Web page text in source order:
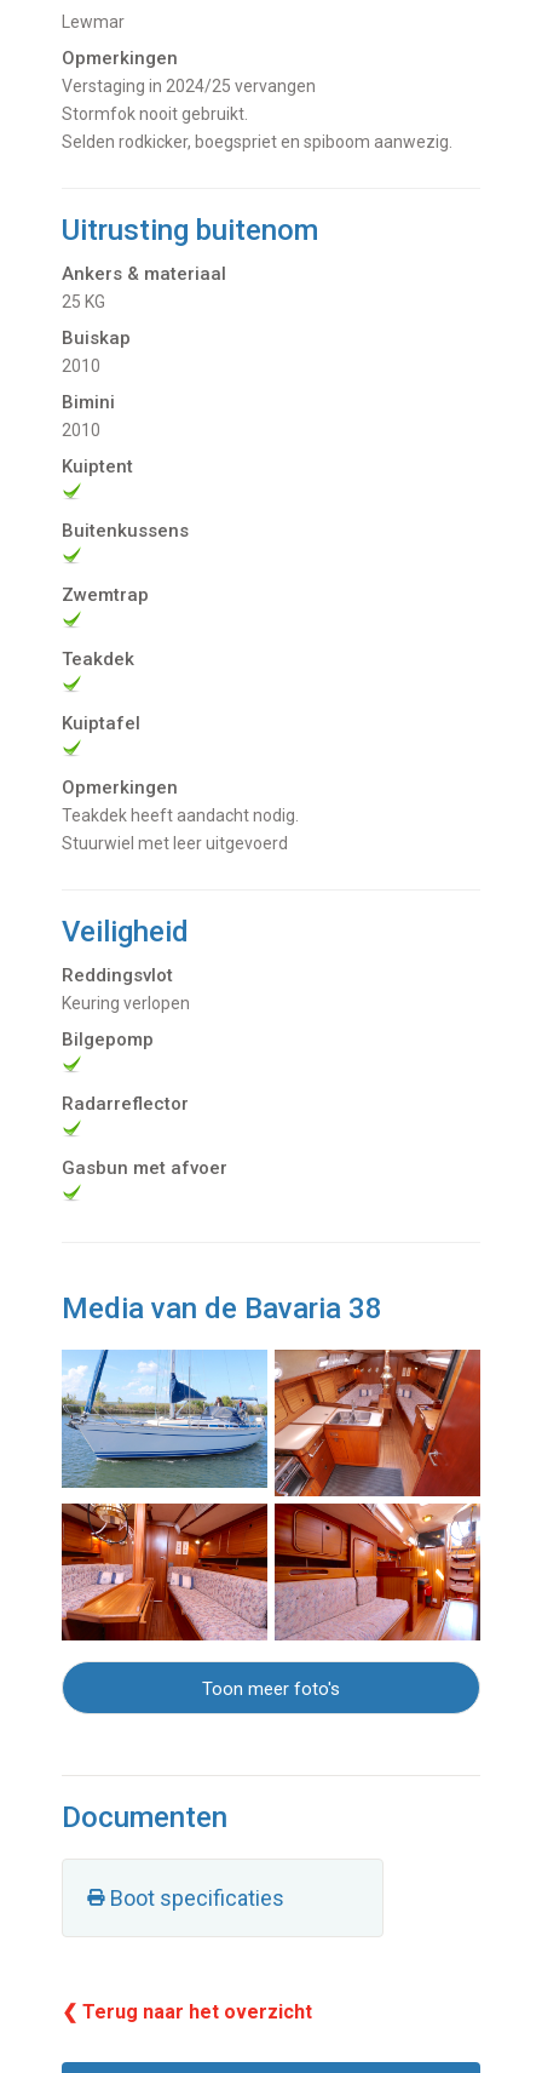
Lewmar
Opmerkingen
Verstaging in 2024/25 vervangen
Stormfok nooit gebruikt.
Selden rodkicker, boegspriet en spiboom aanwezig.
Uitrusting buitenom
Ankers & materiaal
25 KG
Buiskap
2010
Bimini
2010
Kuiptent
Buitenkussens
Zwemtrap
Teakdek
Kuiptafel
Opmerkingen
Teakdek heeft aandacht nodig.
Stuurwiel met leer uitgevoerd
Veiligheid
Reddingsvlot
Keuring verlopen
Bilgepomp
Radarreflector
Gasbun met afvoer
Media van de Bavaria 38
Toon meer foto's
Documenten
Boot specificaties
❮ Terug naar het overzicht